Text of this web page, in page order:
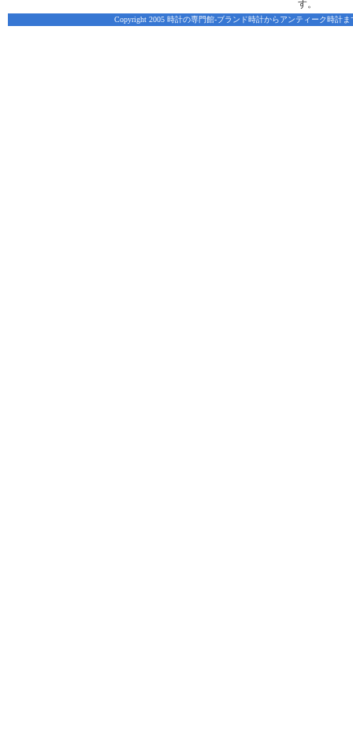
す。
Copyright 2005 時計の専門館-ブランド時計からアンティーク時計